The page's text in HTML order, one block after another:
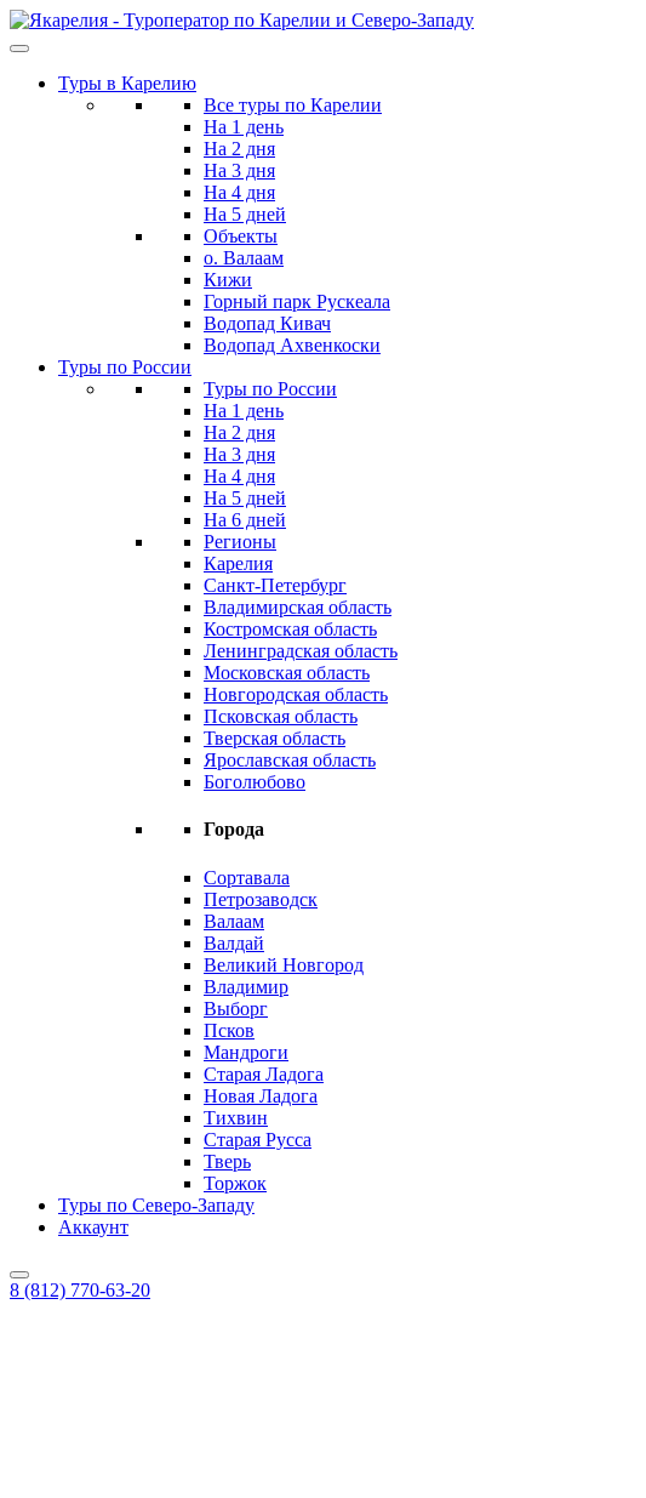
Skip
to
contentТуры в Карелию
Все туры по Карелии
На 1 день
На 2 дня
На 3 дня
На 4 дня
На 5 дней
Объекты
о. Валаам
Кижи
Горный парк Рускеала
Водопад Кивач
Водопад Ахвенкоски
Туры по России
Туры по России
На 1 день
На 2 дня
На 3 дня
На 4 дня
На 5 дней
На 6 дней
Регионы
Карелия
Санкт-Петербург
Владимирская область
Костромская область
Ленинградская область
Московская область
Новгородская область
Псковская область
Тверская область
Ярославская область
Боголюбово
Города
Сортавала
Петрозаводск
Валаам
Валдай
Великий Новгород
Владимир
Выборг
Псков
Мандроги
Старая Ладога
Новая Ладога
Тихвин
Старая Русса
Тверь
Торжок
Туры по Северо-Западу
Аккаунт
8 (812) 770-63-20